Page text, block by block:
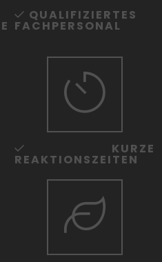
QUALIFIZIERTES
FACHPERSONAL
KURZE
REAKTIONS­ZEITEN